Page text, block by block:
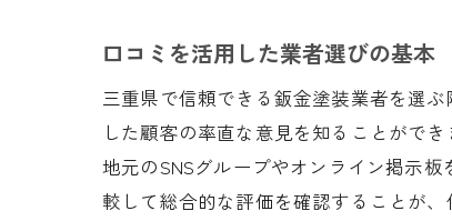
口コミを活用した業者選びの基本
三重県で信頼できる鈑金塗装業者を選
した顧客の率直な意見を知ることがで
地元のSNSグループやオンライン掲示
較して総合的な評価を確認することが